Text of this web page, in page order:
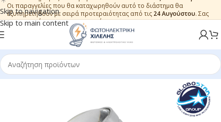
Skip to navigation
Skip to main content
Οι παραγγελίες που θα καταχωρηθούν αυτό το διάστημα θα
εξυπηρετηθούν με σειρά προτεραιότητας από τις 24 Αυγούστου. Σας
ευχαριστούμε για την εμπιστοσύνη.